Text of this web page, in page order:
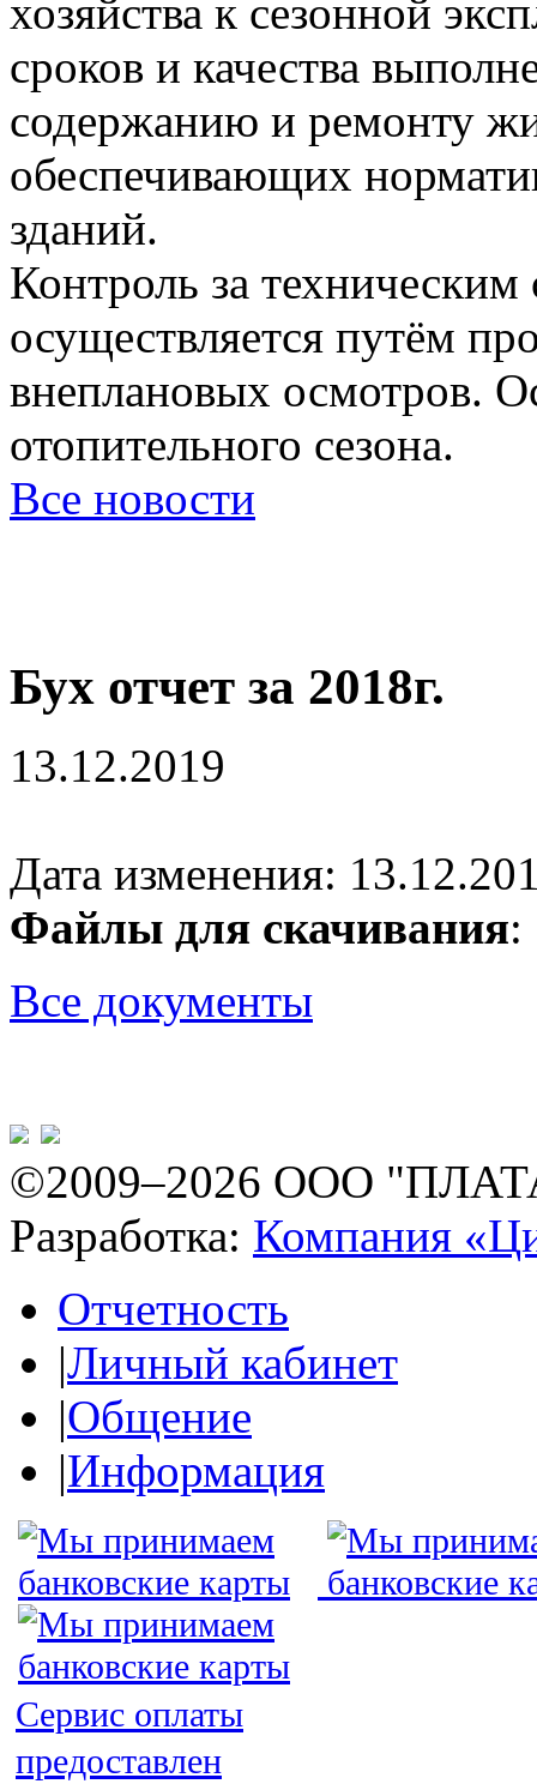
хозяйства к сезонной
сроков и качества
содержанию и ремонту
обеспечивающих
зданий.
Контроль за техническим
осуществляется путём
внеплановых осмотров.
отопительного сезона.
Все новости
Бух отчет за 2018г.
13.12.2019
Дата изменения:
Файлы для скачивания
Все документы
©2009–2026 ООО
Разработка: Компания
Отчетность
|Личный кабинет
|Общение
|Информация
Сервис оплаты
предоставлен